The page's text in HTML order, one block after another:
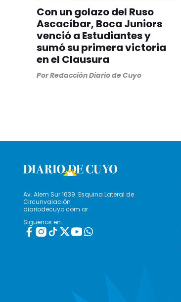
Con un golazo del Ruso
Ascacíbar, Boca Juniors
venció a Estudiantes y
sumó su primera victoria
en el Clausura
PorRedacción Diario de Cuyo
Av. Alem Sur 1639. Esquina Lateral de
Circunvalación
diariodecuyo.com.ar
Siguenos en: